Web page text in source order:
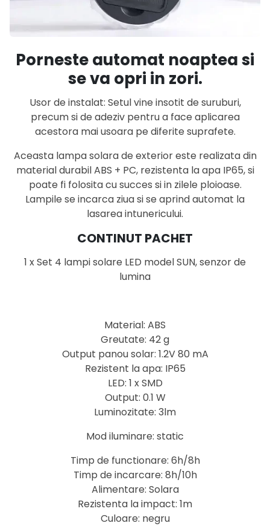
Porneste automat noaptea si
se va opri in zori.
Usor de instalat: Setul vine insotit de suruburi,
precum si de adeziv pentru a face aplicarea
acestora mai usoara pe diferite suprafete.
Aceasta lampa solara de exterior este realizata din
material durabil ABS + PC, rezistenta la apa IP65, si
poate fi folosita cu succes si in zilele ploioase.
Lampile se incarca ziua si se aprind automat la
lasarea intunericului.
CONTINUT PACHET
1 x Set 4 lampi solare LED model SUN, senzor de
lumina
Material: ABS
Greutate: 42 g
Output panou solar: 1.2V 80 mA
Rezistent la apa: IP65
LED: 1 x SMD
Output: 0.1 W
Luminozitate: 3lm
Mod iluminare: static
Timp de functionare: 6h/8h
Timp de incarcare: 8h/10h
Alimentare: Solara
Rezistenta la impact: 1m
Culoare: negru